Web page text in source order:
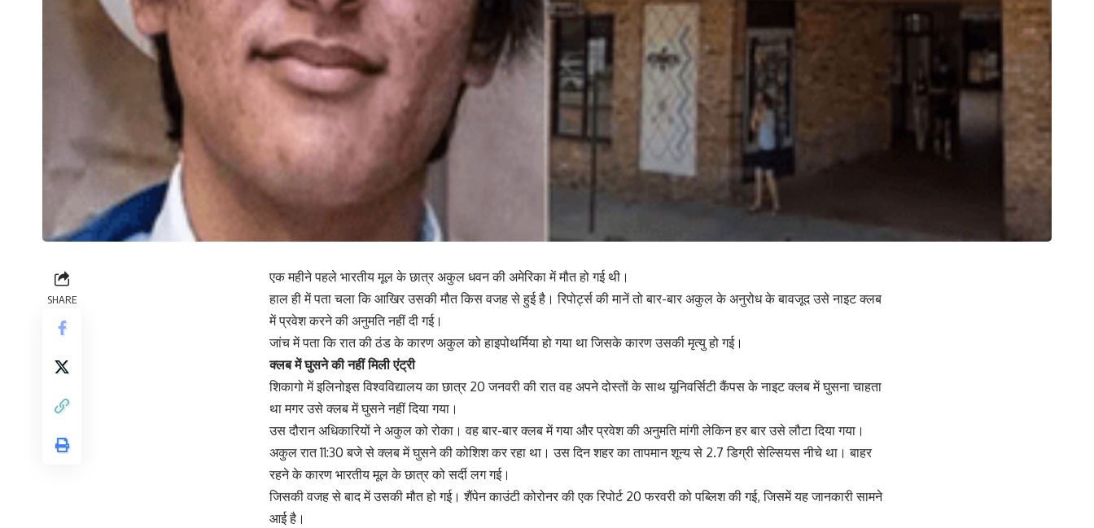
SHARE
एक महीने पहले भारतीय मूल के छात्र अकुल धवन की अमेरिका में मौत हो गई थी।
हाल ही में पता चला कि आखिर उसकी मौत किस वजह से हुई है। रिपोर्ट्स की मानें तो बार-बार अकुल के अनुरोध के बावजूद उसे नाइट क्लब
में प्रवेश करने की अनुमति नहीं दी गई।
जांच में पता कि रात की ठंड के कारण अकुल को हाइपोथर्मिया हो गया था जिसके कारण उसकी मृत्यु हो गई।
क्लब में घुसने की नहीं मिली एंट्री
शिकागो में इलिनोइस विश्वविद्यालय का छात्र 20 जनवरी की रात वह अपने दोस्तों के साथ यूनिवर्सिटी कैंपस के नाइट क्लब में घुसना चाहता
था मगर उसे क्लब में घुसने नहीं दिया गया।
उस दौरान अधिकारियों ने अकुल को रोका। वह बार-बार क्लब में गया और प्रवेश की अनुमति मांगी लेकिन हर बार उसे लौटा दिया गया।
अकुल रात 11:30 बजे से क्लब में घुसने की कोशिश कर रहा था। उस दिन शहर का तापमान शून्य से 2.7 डिग्री सेल्सियस नीचे था। बाहर
रहने के कारण भारतीय मूल के छात्र को सर्दी लग गई।
जिसकी वजह से बाद में उसकी मौत हो गई। शैंपेन काउंटी कोरोनर की एक रिपोर्ट 20 फरवरी को पब्लिश की गई, जिसमें यह जानकारी सामने
आई है।